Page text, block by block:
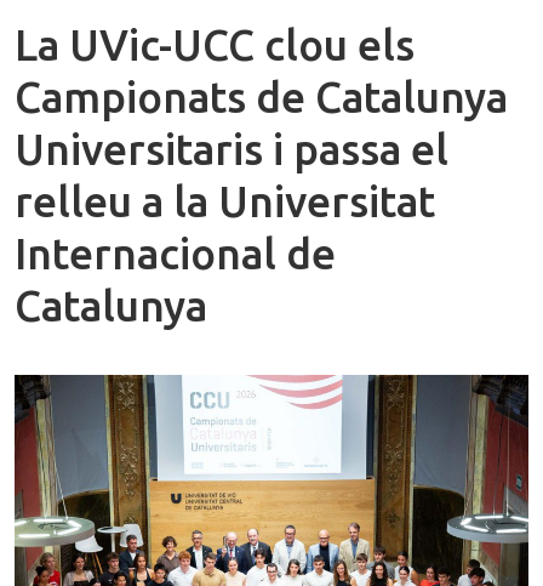
La UVic-UCC clou els
Campionats de Catalunya
Universitaris i passa el
relleu a la Universitat
Internacional de
Catalunya